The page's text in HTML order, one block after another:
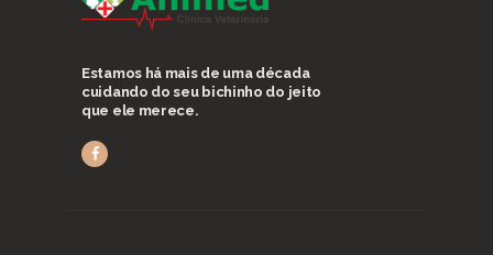
Estamos há mais de uma década
cuidando do seu bichinho do jeito
que ele merece.